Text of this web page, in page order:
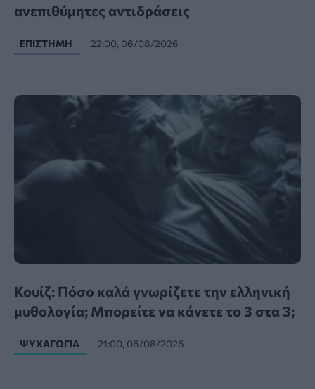
ανεπιθύμητες αντιδράσεις
ΕΠΙΣΤΉΜΗ 22:00, 06/08/2026
Κουίζ: Πόσο καλά γνωρίζετε την ελληνική
μυθολογία; Μπορείτε να κάνετε το 3 στα 3;
ΨΥΧΑΓΩΓΊΑ 21:00, 06/08/2026